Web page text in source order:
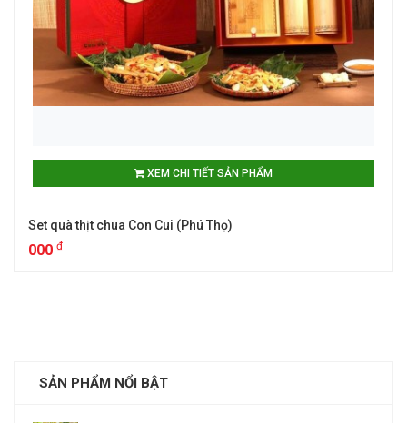
XEM CHI TIẾT SẢN PHẨM
Set quà thịt chua Con Cui (Phú Thọ)
000 ₫
SẢN PHẨM NỔI BẬT